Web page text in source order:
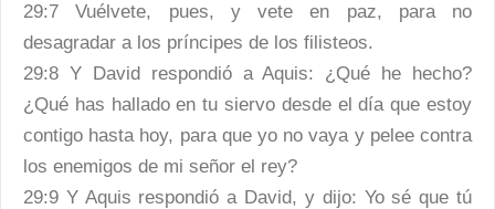
29:7 Vuélvete, pues, y vete en paz, para no
desagradar a los príncipes de los filisteos.
29:8 Y David respondió a Aquis: ¿Qué he hecho?
¿Qué has hallado en tu siervo desde el día que estoy
contigo hasta hoy, para que yo no vaya y pelee contra
los enemigos de mi señor el rey?
29:9 Y Aquis respondió a David, y dijo: Yo sé que tú